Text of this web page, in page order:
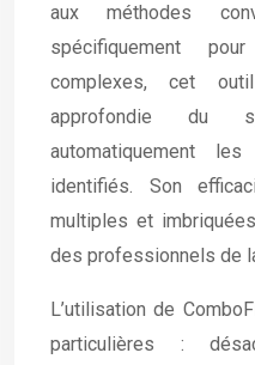
aux méthodes
spécifiquement
complexes, cet
approfondie du
automatiquement
identifiés. Son
multiples et
des professionnels de
L’utilisation de
particulières :